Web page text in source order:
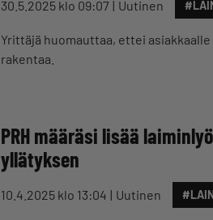
30.5.2025 klo 09:07 Uutinen
Yrittäjä huomauttaa, ettei
rakentaa.
PRH määräsi lisää
yllätyksen
10.4.2025 klo 13:04 Uutinen